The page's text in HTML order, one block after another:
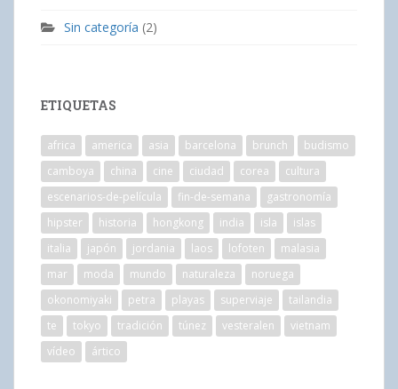
Sin categoría (2)
ETIQUETAS
africa america asia barcelona brunch
budismo
camboya
china cine ciudad corea
cultura
escenarios-de-película
fin-de-semana
gastronomía
hipster
historia hongkong india isla
islas
italia
japón jordania laos lofoten
malasia
mar
moda mundo naturaleza
noruega
okonomiyaki
petra playas superviaje
tailandia
te
tokyo tradición túnez vesteralen
vietnam
vídeo
ártico